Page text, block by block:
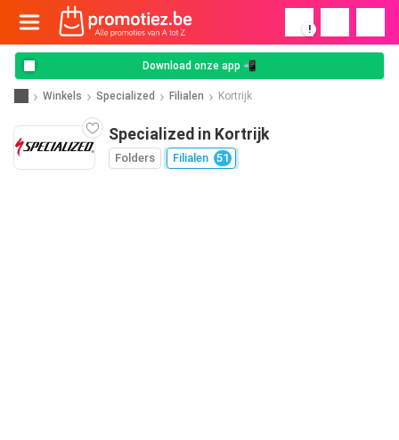
!
Download onze app 📲
Winkels Specialized Filialen Kortrijk
Specialized in Kortrijk
Folders Filialen 51